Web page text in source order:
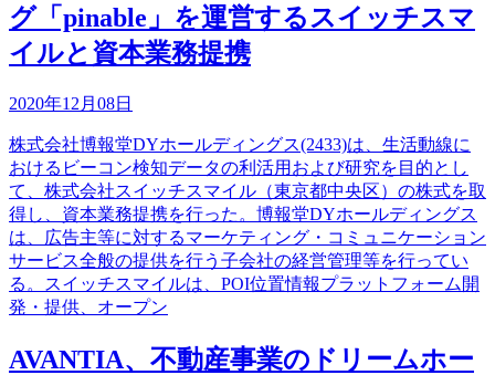
グ「pinable」を運営するスイッチスマ
イルと資本業務提携
2020年12月08日
株式会社博報堂DYホールディングス(2433)は、生活動線に
おけるビーコン検知データの利活用および研究を目的とし
て、株式会社スイッチスマイル（東京都中央区）の株式を取
得し、資本業務提携を行った。博報堂DYホールディングス
は、広告主等に対するマーケティング・コミュニケーション
サービス全般の提供を行う子会社の経営管理等を行ってい
る。スイッチスマイルは、POI位置情報プラットフォーム開
発・提供、オープン
AVANTIA、不動産事業のドリームホー